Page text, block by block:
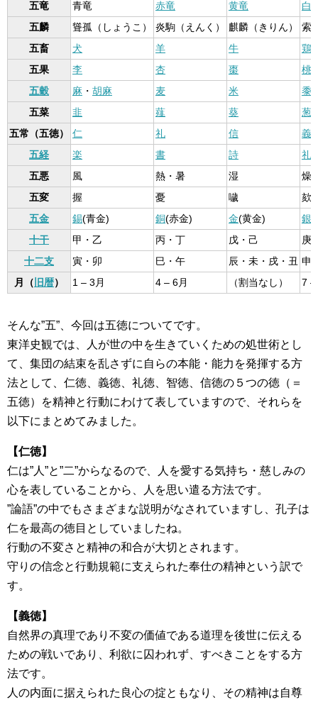
五竜
青竜 赤竜 黄竜
白
五麟
聳孤（しょうこ） 炎駒（えんく） 麒麟（きりん）
索
五畜
犬 羊 牛
鶏
五果
李 杏 棗
桃
五穀
麻 ・ 胡麻 麦 米
黍
五菜
韭 薤 葵
葱
五常（五徳）
仁 礼 信
義
五経
楽 書 詩
礼
五悪
風 熱・暑 湿
燥
五変
握 憂 噦
欬
五金
錫(青金) 銅(赤金) 金(黄金) 銀
十干
甲・乙 丙・丁 戊・己
庚
十二支
寅・卯 巳・午 辰・未・戌・丑 申
月（ 旧暦） 1 – 3月 4 – 6月 （割当なし） 7 –
そんな”五”、今回は五徳についてです。
東洋史観では、人が世の中を生きていくための処世術とし
て、集団の結束を乱さずに自らの本能・能力を発揮する方
法として、仁徳、義徳、礼徳、智徳、信徳の５つの徳（＝
五徳）を精神と行動にわけて表していますので、それらを
以下にまとめてみました。
【仁徳】
仁は”人”と”二”からなるので、人を愛する気持ち・慈しみの
心を表していることから、人を思い遣る方法です。
”論語”の中でもさまざまな説明がなされていますし、孔子は
仁を最高の徳目としていましたね。
行動の不変さと精神の和合が大切とされます。
守りの信念と行動規範に支えられた奉仕の精神という訳で
す。
【義徳】
自然界の真理であり不変の価値である道理を後世に伝える
ための戦いであり、利欲に囚われず、すべきことをする方
法です。
人の内面に据えられた良心の掟ともなり、その精神は自尊